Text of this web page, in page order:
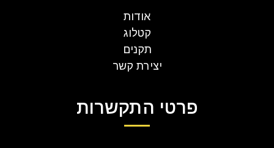
אודות
קטלוג
תקנים
יצירת קשר
פרטי התקשרות